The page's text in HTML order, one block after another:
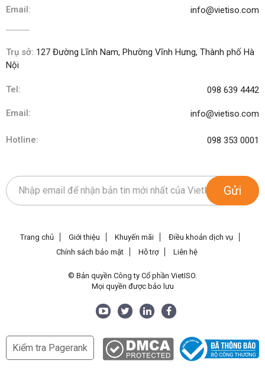
Email: info@vietiso.com
Trụ sở: 127 Đường Lĩnh Nam, Phường Vĩnh Hưng, Thành phố Hà
Nội
Tel: 098 639 4442
Email: info@vietiso.com
Hotline: 098 353 0001
Gửi
Trang chủ Giới thiệu Khuyến mãi
Điều khoản dịch vụ
Chính sách bảo mật
Hỗ trợ Liên hệ
© Bản quyền Công ty Cổ phần VietISO.
Mọi quyền được bảo lưu
Kiểm tra Pagerank